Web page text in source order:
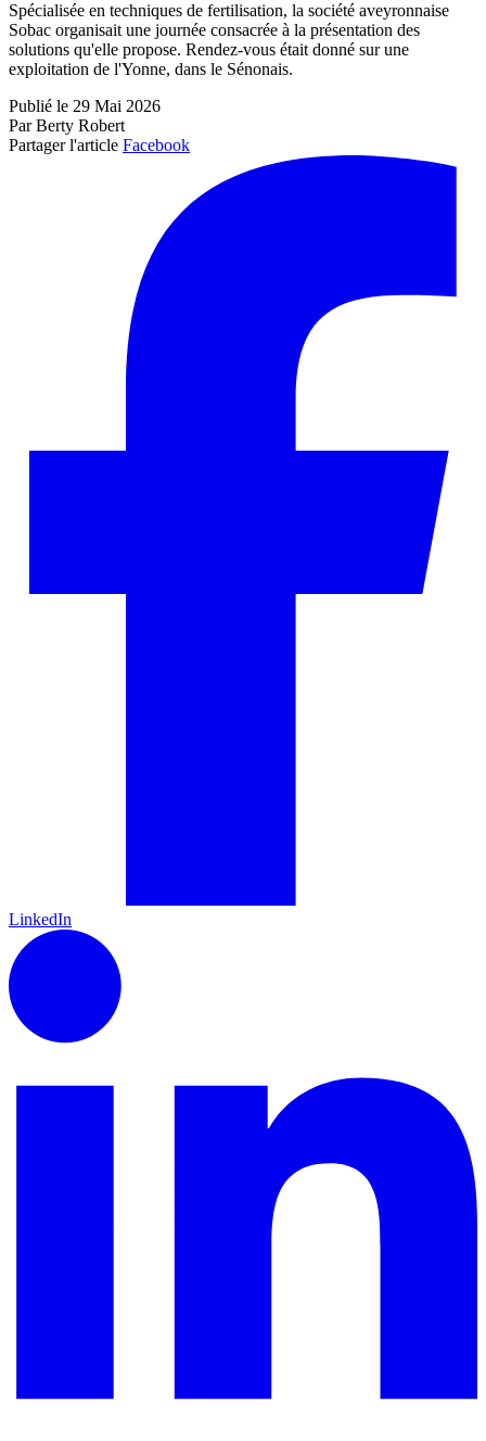
Spécialisée en techniques de fertilisation, la société aveyronnaise
Sobac organisait une journée consacrée à la présentation des
solutions qu'elle propose. Rendez-vous était donné sur une
exploitation de l'Yonne, dans le Sénonais.
Publié le 29 Mai 2026
Par Berty Robert
Partager l'article Facebook
LinkedIn